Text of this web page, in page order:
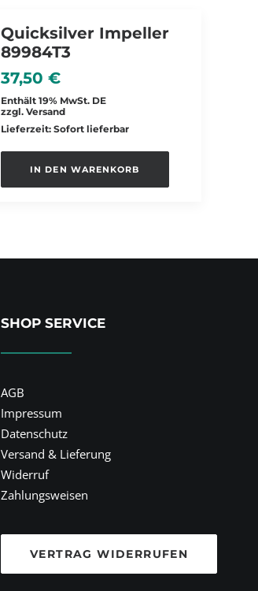
Quicksilver Impeller
89984T3
37,50 €
Enthält 19% MwSt. DE
zzgl. Versand
Lieferzeit: Sofort lieferbar
IN DEN WARENKORB
SHOP SERVICE
AGB
Impressum
Datenschutz
Versand & Lieferung
Widerruf
Zahlungsweisen
VERTRAG WIDERRUFEN